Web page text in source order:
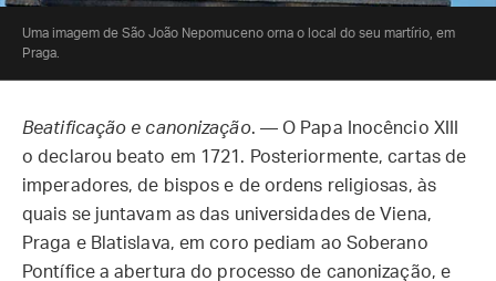
Uma imagem de São João Nepomuceno orna o local do seu martírio, em
Praga.
Beatificação e canonização. — O Papa Inocêncio XIII
o declarou beato em 1721. Posteriormente, cartas de
imperadores, de bispos e de ordens religiosas, às
quais se juntavam as das universidades de Viena,
Praga e Blatislava, em coro pediam ao Soberano
Pontífice a abertura do processo de canonização, e